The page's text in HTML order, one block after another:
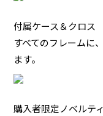
付属ケース＆クロス
すべてのフレームに
ます。
購入者限定ノベルティ